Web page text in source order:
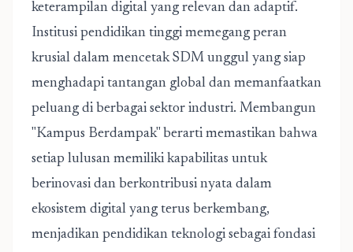
keterampilan digital yang relevan dan adaptif.
Institusi pendidikan tinggi memegang peran
krusial dalam mencetak SDM unggul yang siap
menghadapi tantangan global dan memanfaatkan
peluang di berbagai sektor industri. Membangun
"Kampus Berdampak" berarti memastikan bahwa
setiap lulusan memiliki kapabilitas untuk
berinovasi dan berkontribusi nyata dalam
ekosistem digital yang terus berkembang,
menjadikan pendidikan teknologi sebagai fondasi